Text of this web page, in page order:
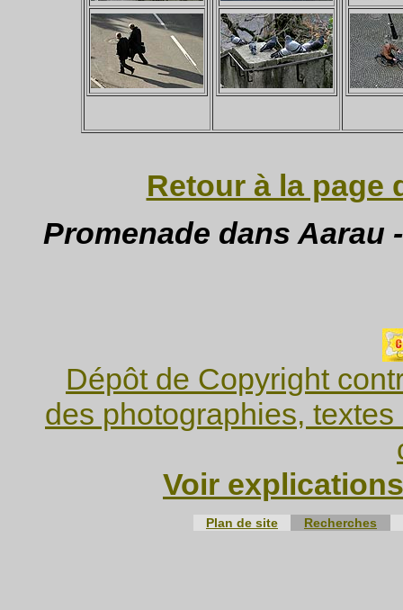
Retour à la page
Promenade dans Aarau
Dépôt de Copyright
des photographies,
Voir
Plan de site Recherches